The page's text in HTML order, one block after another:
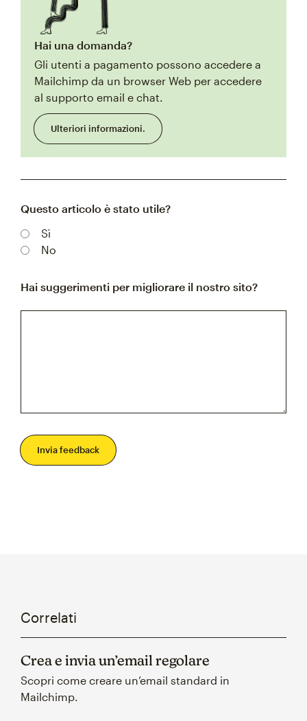
Hai una domanda?
Gli utenti a pagamento possono accedere a
Mailchimp da un browser Web per accedere
al supporto email e chat.
Ulteriori informazioni.
Questo articolo è stato utile?
Sì
No
Hai suggerimenti per migliorare il nostro sito?
Invia feedback
Correlati
Crea e invia un’email regolare
Scopri come creare un’email standard in
Mailchimp.